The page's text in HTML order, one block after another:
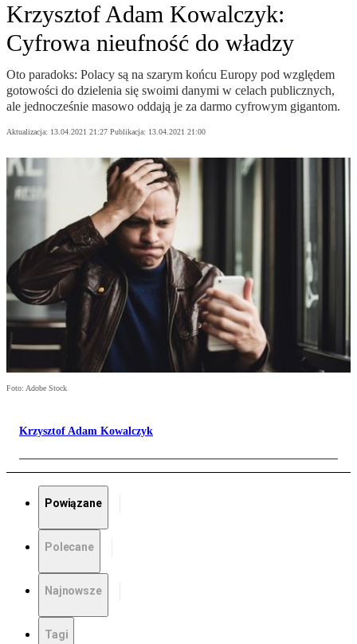
Krzysztof Adam Kowalczyk:
Cyfrowa nieufność do władzy
Oto paradoks: Polacy są na szarym końcu Europy pod względem
gotowości do dzielenia się swoimi danymi w celach publicznych,
ale jednocześnie masowo oddają je za darmo cyfrowym gigantom.
Aktualizacja: 13.04.2021 21:27 Publikacja: 13.04.2021 21:00
Foto: Adobe Stock
Krzysztof Adam Kowalczyk
Powiązane
Polecane
Najnowsze
Tagi